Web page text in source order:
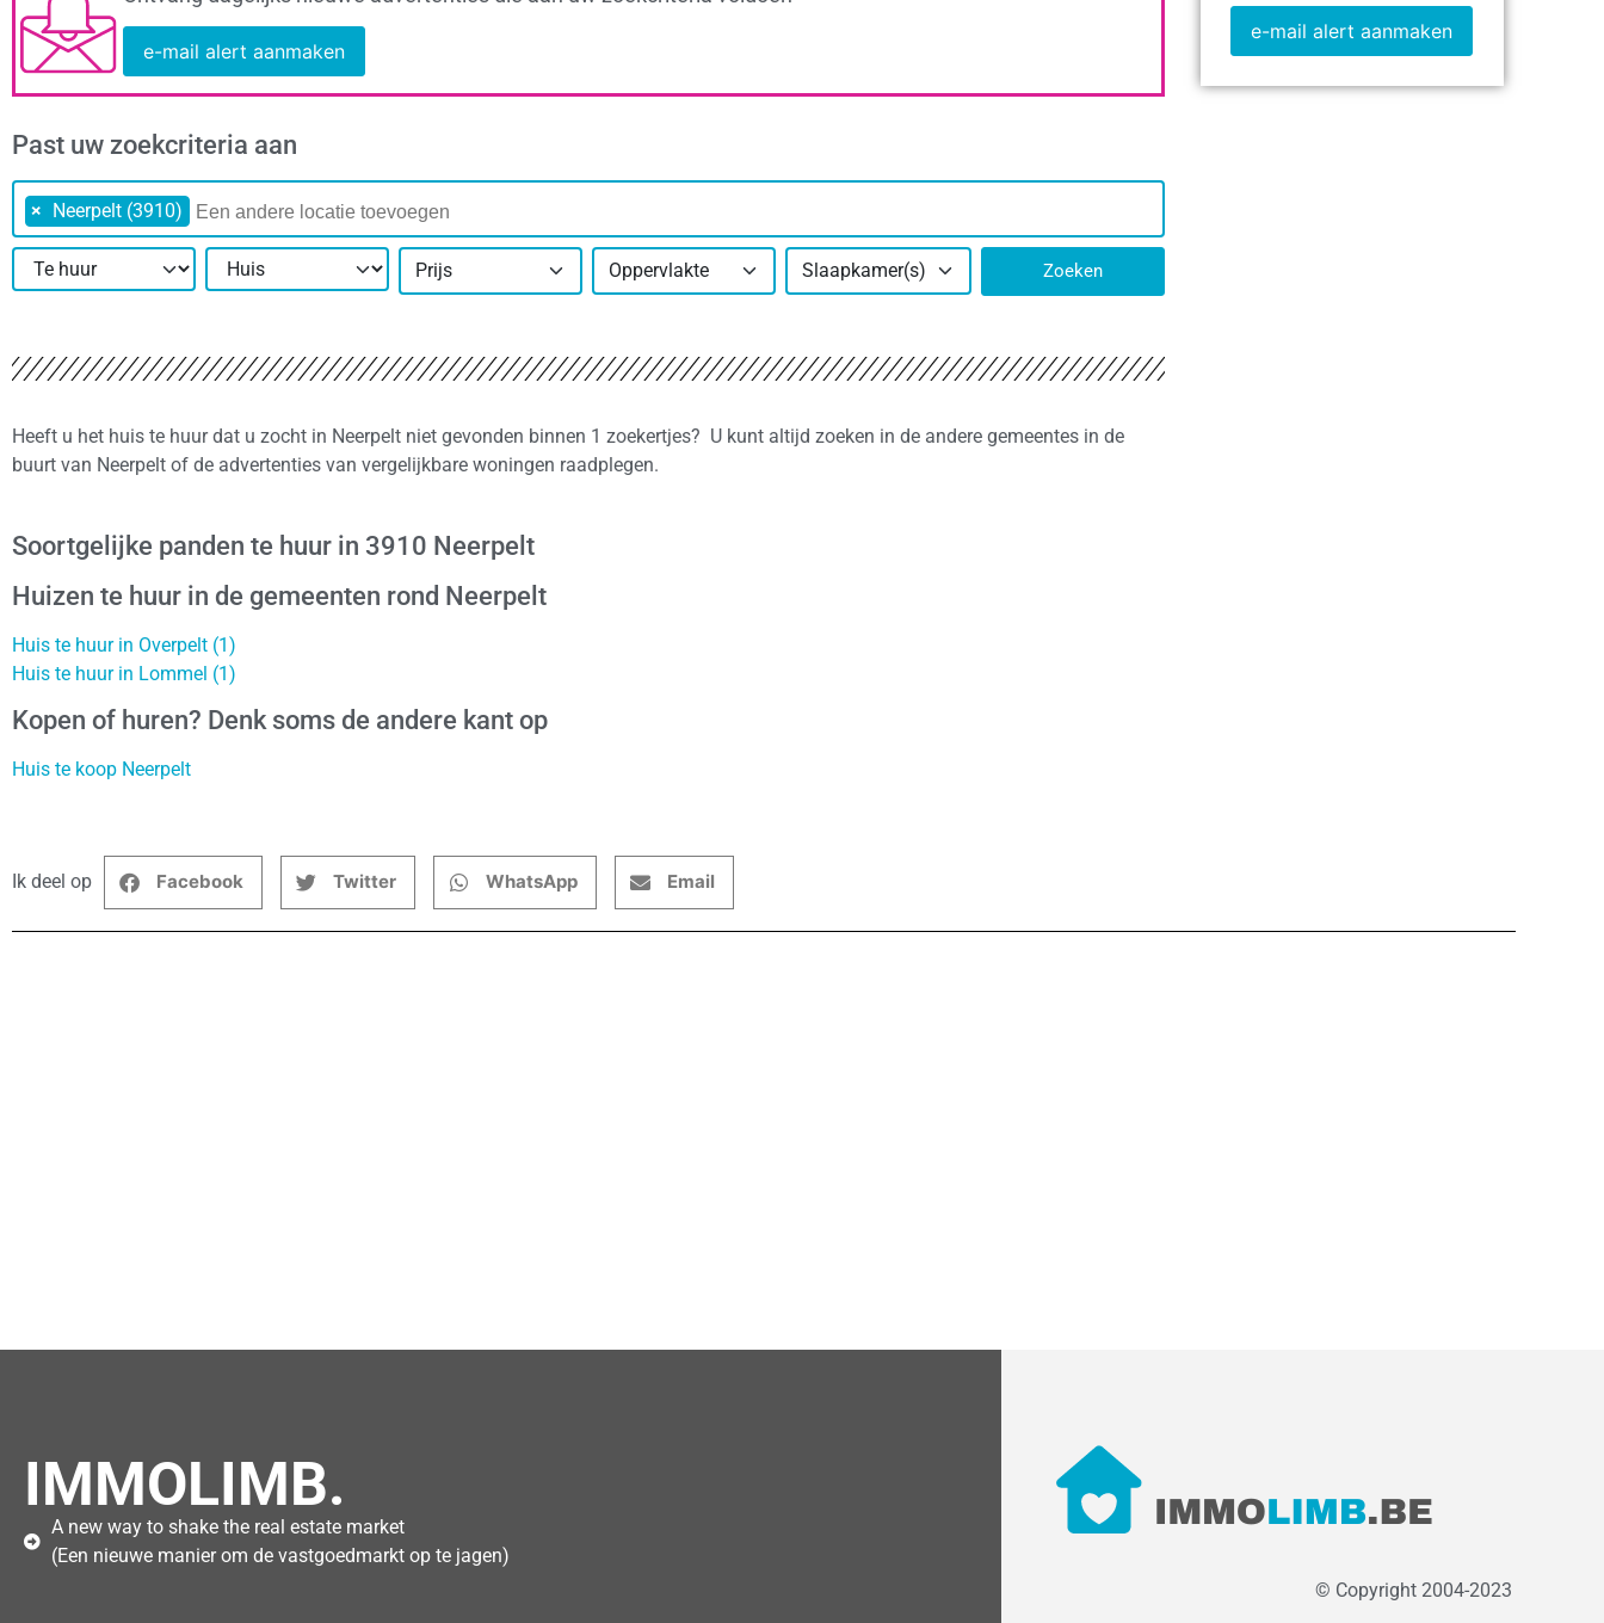
e-mail alert aanmaken
Past uw zoekcriteria aan
× Neerpelt (3910)
Prijs Oppervlakte Slaapkamer(s) Zoeken
Heeft u het huis te huur dat u zocht in Neerpelt niet gevonden binnen 1 zoekertjes? U kunt altijd zoeken in de andere gemeentes in de
buurt van Neerpelt of de advertenties van vergelijkbare woningen raadplegen.
Soortgelijke panden te huur in 3910 Neerpelt
Huizen te huur in de gemeenten rond Neerpelt
Huis te huur in Overpelt (1)
Huis te huur in Lommel (1)
Kopen of huren? Denk soms de andere kant op
Huis te koop Neerpelt
e-mail alert aanmaken
Ik deel op Facebook Twitter WhatsApp Email
IMMOLIMB.
A new way to shake the real estate market
(Een nieuwe manier om de vastgoedmarkt op te jagen)
© Copyright 2004-2023